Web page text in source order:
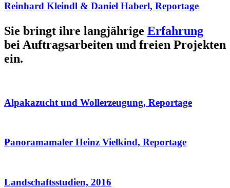
Reinhard Kleindl & Daniel Haberl, Reportage
Sie bringt ihre langjährige Erfahrung
bei Auftragsarbeiten und freien Projekten
ein.
Alpakazucht und Wollerzeugung, Reportage
Panoramamaler Heinz Vielkind, Reportage
Landschaftsstudien, 2016